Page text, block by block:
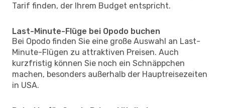
Tarif finden, der Ihrem Budget entspricht.
Last-Minute-Flüge bei Opodo buchen
Bei Opodo finden Sie eine große Auswahl an Last-
Minute-Flügen zu attraktiven Preisen. Auch
kurzfristig können Sie noch ein Schnäppchen
machen, besonders außerhalb der Hauptreisezeiten
in USA.